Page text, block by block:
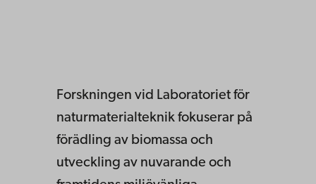
Forskningen vid Laboratoriet för
naturmaterialteknik fokuserar på
förädling av biomassa och
utveckling av nuvarande och